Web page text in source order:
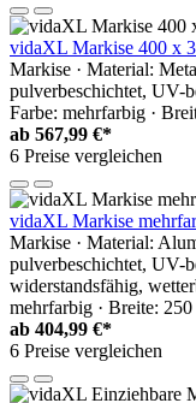
vidaXL Markise 400 x
Markise · Material:
pulverbeschichtet, UV-
Farbe: mehrfarbig ·
ab 567,99 €*
6 Preise vergleichen
vidaXL Markise
Markise · Material:
pulverbeschichtet, UV-
widerstandsfähig,
mehrfarbig · Breite:
ab 404,99 €*
6 Preise vergleichen